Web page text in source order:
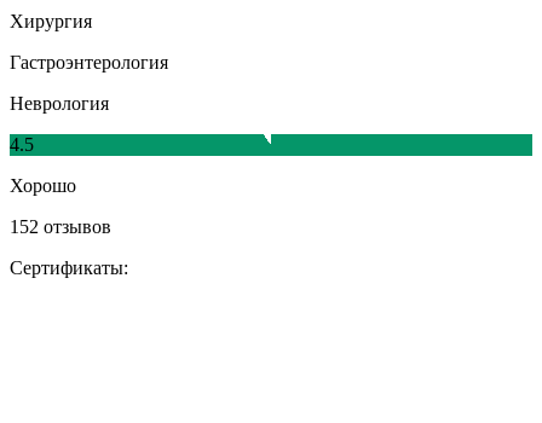
Хирургия
Гастроэнтерология
Неврология
4.5
Хорошо
152 отзывов
Сертификаты: